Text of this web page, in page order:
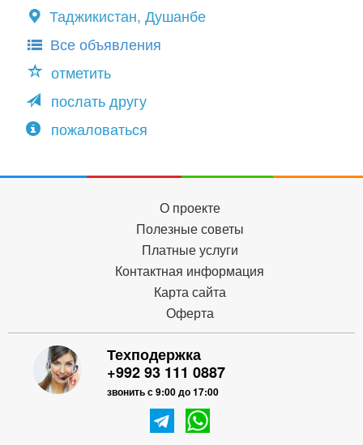
Таджикистан, Душанбе
Все объявления
отметить
послать другу
пожаловаться
О проекте
Полезные советы
Платные услуги
Контактная информация
Карта сайта
Оферта
Техподержка
+992 93 111 0887
звонить с 9:00 до 17:00